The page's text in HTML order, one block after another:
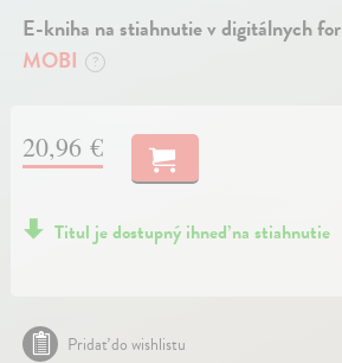
E-kniha na stiahnutie v digitálnych
MOBI
?
20,96 €
Titul je dostupný ihneď na stiahnutie
Pridať do wishlistu